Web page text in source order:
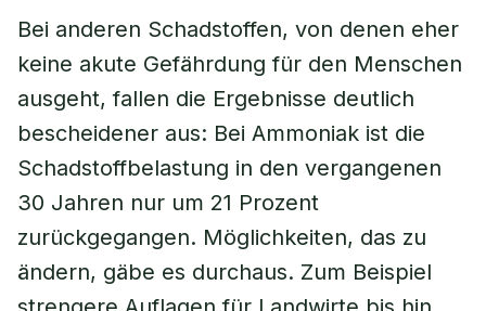
Bei anderen Schadstoffen, von denen eher
keine akute Gefährdung für den Menschen
ausgeht, fallen die Ergebnisse deutlich
bescheidener aus: Bei Ammoniak ist die
Schadstoffbelastung in den vergangenen
30 Jahren nur um 21 Prozent
zurückgegangen. Möglichkeiten, das zu
ändern, gäbe es durchaus. Zum Beispiel